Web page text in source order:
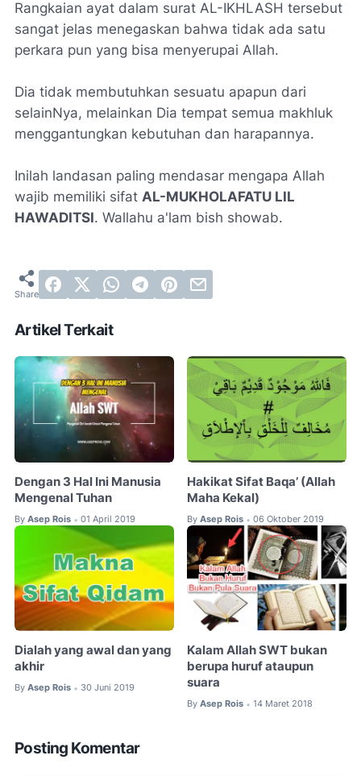
Rangkaian ayat dalam surat AL-IKHLASH tersebut
sangat jelas menegaskan bahwa tidak ada satu
perkara pun yang bisa menyerupai Allah.
Dia tidak membutuhkan sesuatu apapun dari
selainNya, melainkan Dia tempat semua makhluk
menggantungkan kebutuhan dan harapannya.
Inilah landasan paling mendasar mengapa Allah
wajib memiliki sifat AL-MUKHOLAFATU LIL
HAWADITSI. Wallahu a'lam bish showab.
Artikel Terkait
Dengan 3 Hal Ini Manusia
Mengenal Tuhan
By Asep Rois • 01 April 2019
Hakikat Sifat Baqa’ (Allah
Maha Kekal)
By Asep Rois • 06 Oktober 2019
Dialah yang awal dan yang
akhir
By Asep Rois • 30 Juni 2019
Kalam Allah SWT bukan
berupa huruf ataupun
suara
By Asep Rois • 14 Maret 2018
Posting Komentar